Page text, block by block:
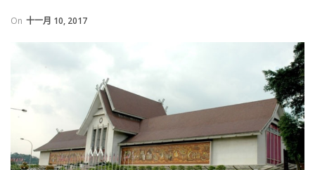
On 十一月 10, 2017